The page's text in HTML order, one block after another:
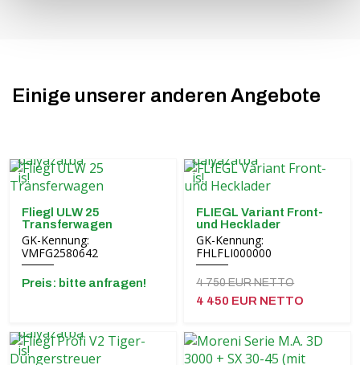
Einige unserer anderen Angebote
Fliegl ULW 25
Transferwagen
GK-Kennung:
VMFG2580642
Preis: bitte anfragen!
FLIEGL Variant Front-
und Hecklader
GK-Kennung:
FHLFLI000000
4 750 EUR NETTO
4 450 EUR NETTO